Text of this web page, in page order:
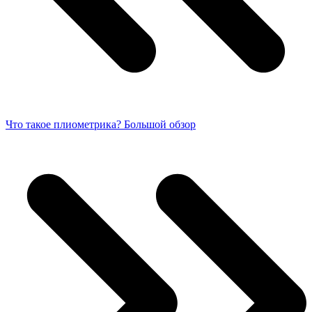
Что такое плиометрика? Большой обзор